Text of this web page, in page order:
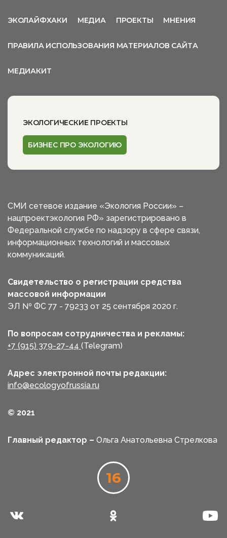
ЭКОЛАЙФХАКИ МЕДИА ПРОЕКТЫ МНЕНИЯ
ПРАВИЛА ИСПОЛЬЗОВАНИЯ МАТЕРИАЛОВ САЙТА
МЕДИАКИТ
ЭКОЛОГИЧЕСКИЕ ПРОЕКТЫ
БИЗНЕС ПРО ЭКОЛОГИЮ
СМИ сетевое издание «Экология России» –
нацпроектэкология РФ» зарегистрировано в
Федеральной службе по надзору в сфере связи,
информационных технологий и массовых
коммуникаций.
Свидетельство о регистрации средства
массовой информации
ЭЛ № ФС 77 - 79233 от 25 сентября 2020 г.
По вопросам сотрудничества и рекламы:
+7 (915) 379-27-44 (Telegram)
Адрес электронной почты редакции:
info@ecologyofrussia.ru
© 2021
Главный редактор – Ольга Анатольевна Стрелкова
16